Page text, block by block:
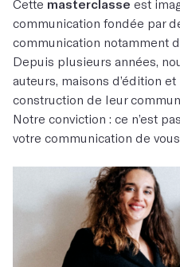
Cette masterclasse est
communication fondée par
communication notamment
Depuis plusieurs années,
auteurs, maisons d’édition
construction de leur
Notre conviction : ce n’est
votre communication de